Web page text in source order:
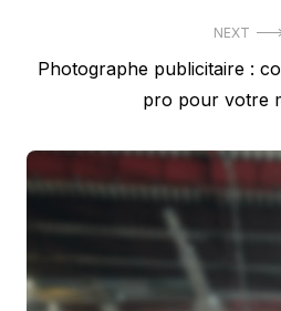
NEXT
Next
Photographe publicitaire :
pro pour votre